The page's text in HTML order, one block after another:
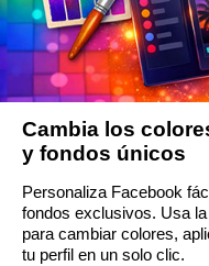
Cambia los
y fondos únicos
Personaliza Facebook
fondos exclusivos. Usa
para cambiar colores,
tu perfil en un solo clic.